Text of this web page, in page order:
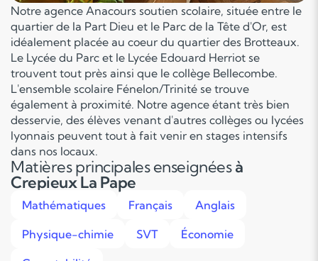
Notre agence Anacours soutien scolaire, située entre le
quartier de la Part Dieu et le Parc de la Tête d'Or, est
idéalement placée au coeur du quartier des Brotteaux.
Le Lycée du Parc et le Lycée Edouard Herriot se
trouvent tout près ainsi que le collège Bellecombe.
L'ensemble scolaire Fénelon/Trinité se trouve
également à proximité. Notre agence étant très bien
desservie, des élèves venant d'autres collèges ou lycées
lyonnais peuvent tout à fait venir en stages intensifs
dans nos locaux.
Matières principales enseignéesà
Crepieux La Pape
Mathématiques Français Anglais
Physique-chimie SVT Économie